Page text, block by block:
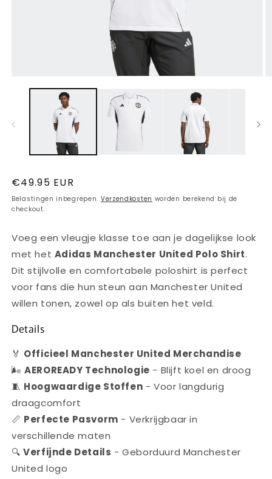
Normale
prijs
€49.95 EUR
Belastingen inbegrepen. Verzendkosten worden berekend bij de
checkout.
Voeg een vleugje klasse toe aan je dagelijkse look
met het Adidas Manchester United Polo Shirt.
Dit stijlvolle en comfortabele poloshirt is perfect
voor fans die hun steun aan Manchester United
willen tonen, zowel op als buiten het veld.
Details
🏅 Officieel Manchester United Merchandise
🌬️AEROREADY Technologie - Blijft koel en droog
🧵 Hoogwaardige Stoffen - Voor langdurig
draagcomfort
📏 Perfecte Pasvorm - Verkrijgbaar in
verschillende maten
🔍Verfijnde Details - Geborduurd Manchester
United logo